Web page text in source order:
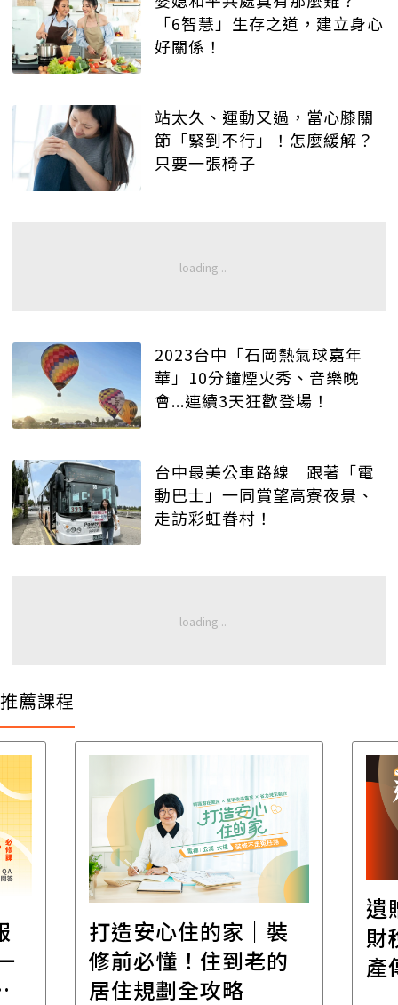
「6智慧」生存之道，建立身心
好關係！
站太久、運動又過，當心膝關
節「緊到不行」！怎麼緩解？
只要一張椅子
2023台中「石岡熱氣球嘉年
華」10分鐘煙火秀、音樂晚
會...連續3天狂歡登場！
台中最美公車路線｜跟著「電
動巴士」一同賞望高寮夜景、
走訪彩虹眷村！
推薦課程
打造安心住的家｜裝
修前必懂！住到老的
居住規劃全攻略
遺
財
產